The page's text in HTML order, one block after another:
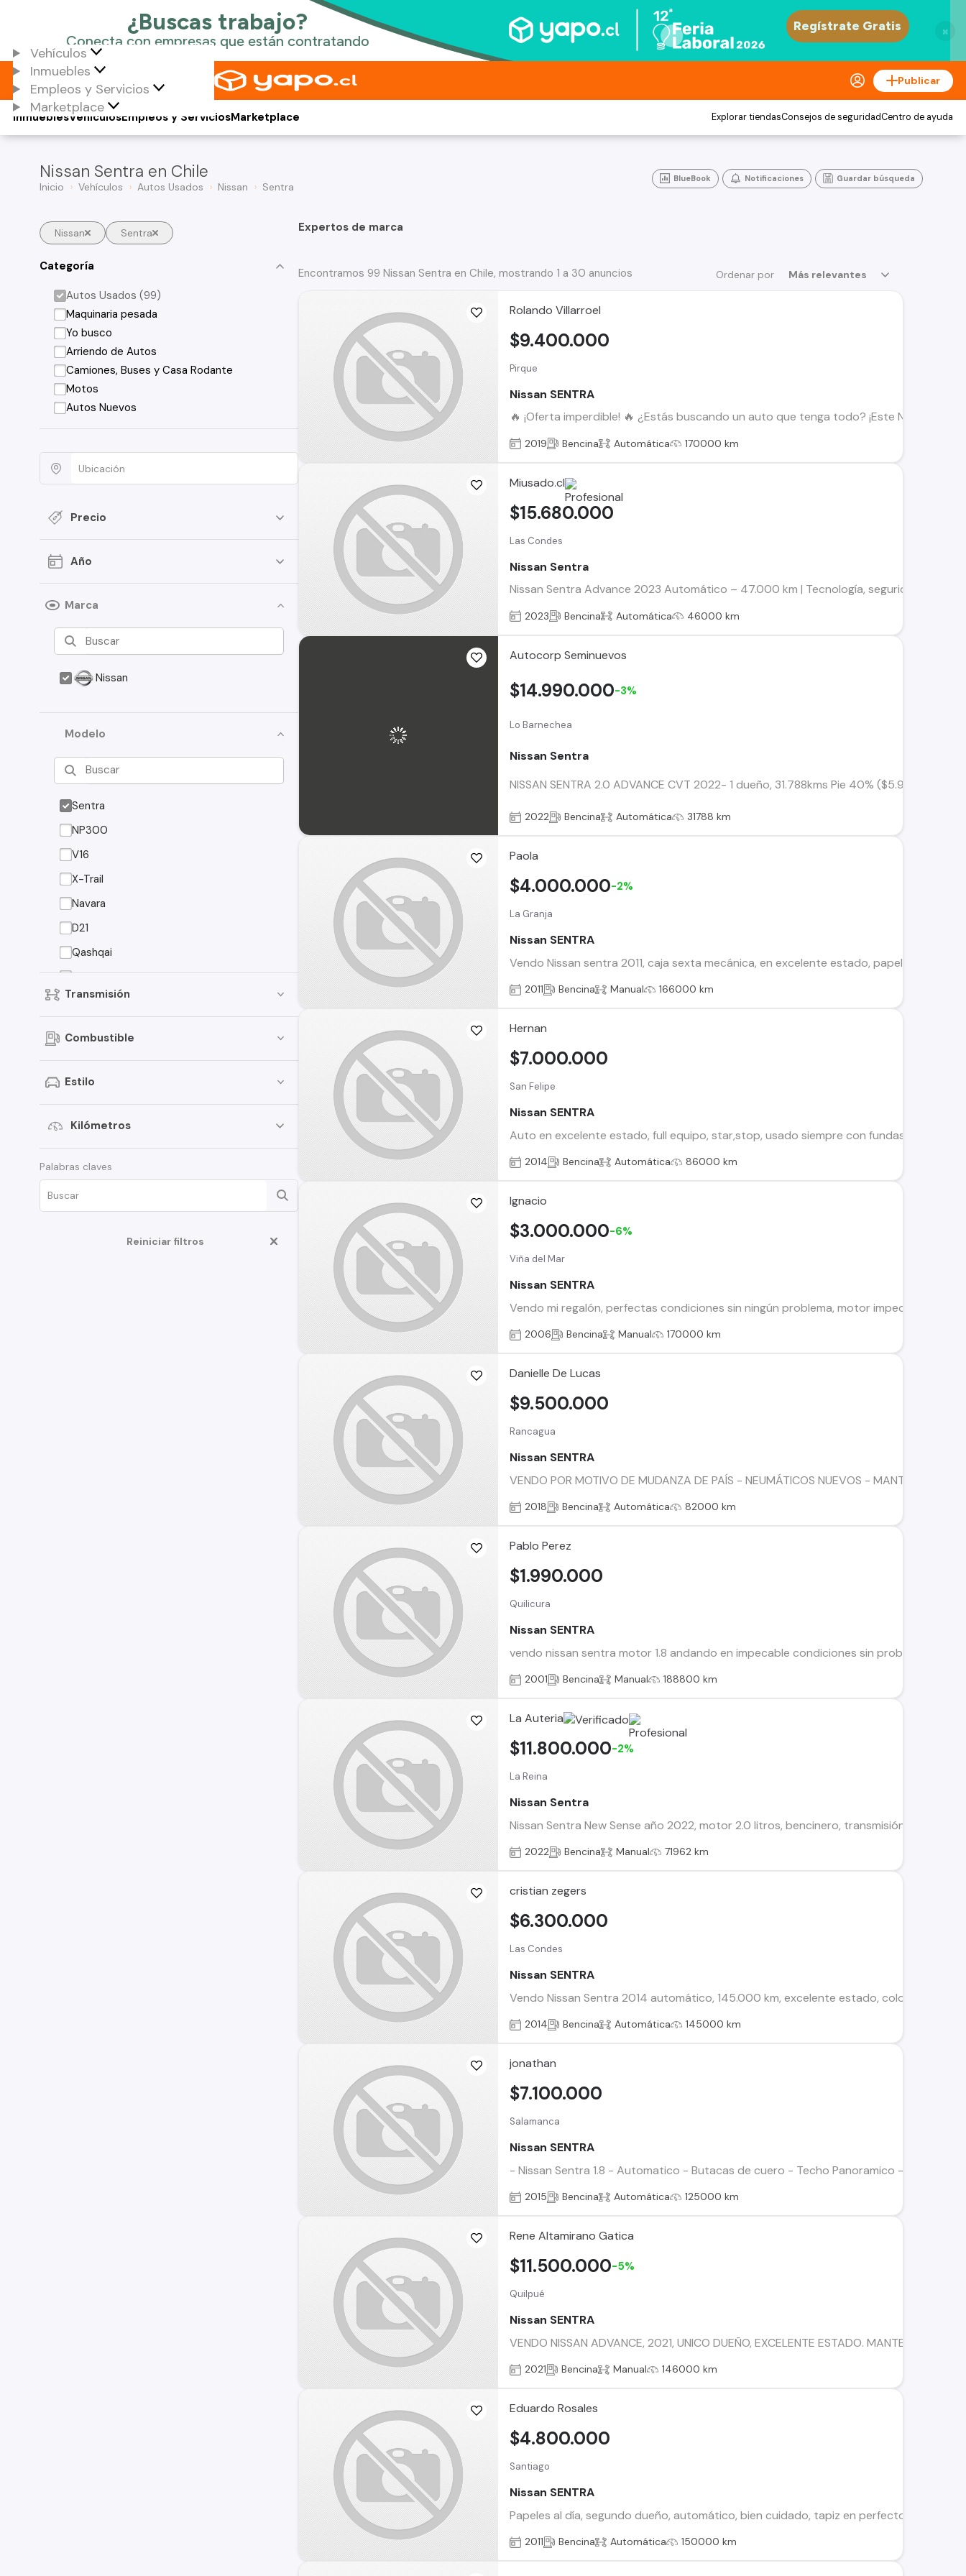
×
Vehículos
Inmuebles
Empleos y Servicios
Marketplace
Publicar
Vehículos
Inmuebles Empleos y ServiciosMarketplace Explorar tiendasConsejos de seguridadCentro de ayuda
Nissan Sentra en Chile
Inicio Vehículos Autos Usados Nissan Sentra
BlueBook Notificaciones Guardar búsqueda
Nissan Sentra
Categoría
Autos Usados (99)
Maquinaria pesada
Yo busco
Arriendo de Autos
Camiones, Buses y Casa Rodante
Motos
Autos Nuevos
Precio
Año
Marca
Nissan
Modelo
Sentra
NP300
V16
X-Trail
Navara
D21
Qashqai
Versa
Kicks
Murano
Tiida
Note
ALTIMA
D22
Transmisión
Combustible
Estilo
Kilómetros
Palabras claves
Reiniciar filtros
Expertos de marca
Ordenar por Más relevantes
Encontramos 99 Nissan Sentra en Chile, mostrando 1 a 30 anuncios
Rolando Villarroel
Pirque
Nissan SENTRA
🔥 ¡Oferta imperdible! 🔥 ¿Estás buscando un auto que tenga todo? ¡Este Nissan
$9.400.000
2019 Bencina Automática 170000 km
Miusado.cl
Las Condes
Nissan Sentra
Nissan Sentra Advance 2023 Automático – 47.000 km | Tecnología, seguridad y
$15.680.000
2023 Bencina Automática 46000 km
Autocorp Seminuevos
Lo Barnechea
Nissan Sentra
NISSAN SENTRA 2.0 ADVANCE CVT 2022- 1 dueño, 31.788kms Pie 40%
$14.990.000-3%
2022 Bencina Automática 31788 km
Paola
La Granja
Nissan SENTRA
Vendo Nissan sentra 2011, caja sexta mecánica, en excelente estado, papeles al día,
$4.000.000-2%
2011 Bencina Manual 166000 km
Hernan
San Felipe
Nissan SENTRA
Auto en excelente estado, full equipo, star,stop, usado siempre con fundas, 86 mil
$7.000.000
2014 Bencina Automática 86000 km
Ignacio
Viña del Mar
Nissan SENTRA
Vendo mi regalón, perfectas condiciones sin ningún problema, motor impeque y
$3.000.000-6%
2006 Bencina Manual 170000 km
Danielle De Lucas
Rancagua
Nissan SENTRA
VENDO POR MOTIVO DE MUDANZA DE PAÍS - NEUMÁTICOS NUEVOS - MANTENCIÓN
$9.500.000
2018 Bencina Automática 82000 km
Pablo Perez
Quilicura
Nissan SENTRA
vendo nissan sentra motor 1.8 andando en impecable condiciones sin problemas
$1.990.000
2001 Bencina Manual 188800 km
La Auteria
La Reina
Nissan Sentra
Nissan Sentra New Sense año 2022, motor 2.0 litros, bencinero, transmisión manual
$11.800.000-2%
2022 Bencina Manual 71962 km
cristian zegers
Las Condes
Nissan SENTRA
Vendo Nissan Sentra 2014 automático, 145.000 km, excelente estado, color gris
$6.300.000
2014 Bencina Automática 145000 km
jonathan
Salamanca
Nissan SENTRA
- Nissan Sentra 1.8 - Automatico - Butacas de cuero - Techo Panoramico - Asientos
$7.100.000
2015 Bencina Automática 125000 km
Rene Altamirano Gatica
Quilpué
Nissan SENTRA
VENDO NISSAN ADVANCE, 2021, UNICO DUEÑO, EXCELENTE ESTADO. MANTENCION
$11.500.000-5%
2021 Bencina Manual 146000 km
Eduardo Rosales
Santiago
Nissan SENTRA
Papeles al día, segundo dueño, automático, bien cuidado, tapiz en perfecto estado.
$4.800.000
2011 Bencina Automática 150000 km